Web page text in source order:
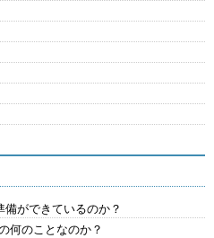
ができているのか？
何のことなのか？